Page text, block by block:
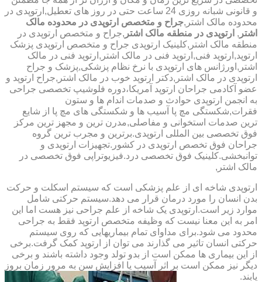
و قانونی شبانه روزی 24 ساعت حتی در روز های تعطیل,ارتوپدی در
محدوده مالک اشتر,جراح و متخصص ارتوپدی در محدوده مالک
اشتر , ارتوپدی در منطقه مالک اشتر ,جراح و متخصص ارتوپدی در
منطقه مالک اشتر,کلینیک ارتوپدی جراح و متخصص ارتوپدی پزشک
ارتوپد,ارتوپد فنی,ارتوپد فنی در مالک اشتر,ارتوپد فنی در مالک
اشتر,اورژانس های ارتوپدی با نرخ نظام پزشکی,پزشک و جراح
ارتوپدی در مالک اشتر,دکتر ارتوپد خوب در مالک اشتر,جراح ارتوپد و
عضو آکادمی جراحان ارتوپد آمریکا،دوره فلوشیپ تخصصی جراحی
به انجمن ارتوپدی حوادث و صدمات اندام ها و ستون
فقرات,شکستگی مچ پا آسیب ها و شکستگی های مچ پا از شایع
ترین صدمات استخوانی و مفاصلی,مدرن ترین و مجهز ترین مرکز
فوق تخصصی بین المللی ارتوپدی.برترین ‏و ‏مجرب ‏ترین ‏گروه
‏جراحان ‏فوق ‏تخصص ‏ارتوپدی ‏در ‏کشور.تجهیزات ارتوپدی و
توانبخشی.کلینیک فوق تخصصی درد.فیزیوتراپی فوق تخصصی در
مالک اشتر,
ارتوپدی شاخه ای از علم پزشکی است که سیستم اسکلت و حرکت
بدن انسان را مورد درمان قرار می دهد.سیستم حرکتی شامل
موارد زیر است.ارتوپدی یک شاخه از علم جراحی نیز هست اما این
امر به این معنا نیست که وظیفه متخصص ارتوپد فقط به جراحی
محدود می شود.برای مداوای تمام بیماریهایی که روی سیستم
حرکتی انسان تاثیر می گذارند می توان از ارتوپد کمک گرفت.برخی
از این بیماری ها ممکن است از بدو تولد وجود داشته باشند و برخی
دیگر نیز ممکن است بر اثر آسیب یا افزایش سن به مرور زمان بروز
یابند.